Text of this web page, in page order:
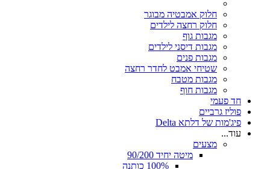
חלוק אמבטיה מבוגר
חלוק רחצה לילדים
מגבות גוף
מגבות דיסני לילדים
מגבות פנים
שטיחי אמבט לחדר רחצה
מגבות מטבח
מגבות חוף
חד פעמי
פוליז גרביים
פיג'מות של דלתא Delta
עוד...
מצעים
מיטה יחיד 90/200
100% כותנה